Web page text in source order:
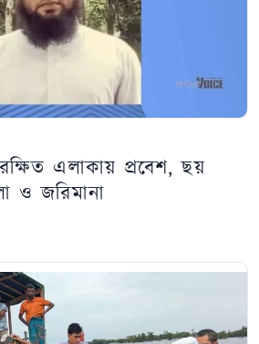
এলাকায় প্রবেশ, ছয়
ও জরিমানা